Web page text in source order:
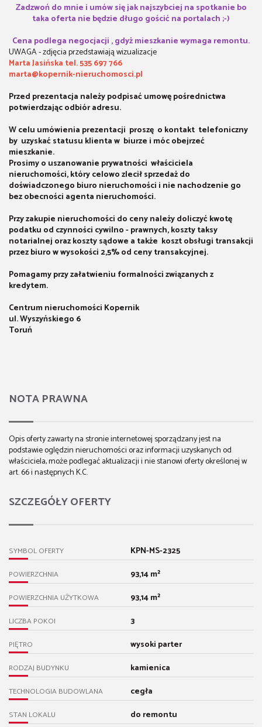
Zadzwoń do mnie i umów się jak najszybciej na spotkanie bo
taka oferta nie będzie długo gościć na portalach ;-)
Cena podlega negocjacji , gdyż mieszkanie wymaga remontu.
UWAGA - zdjęcia przedstawiają wizualizacje
Marta Jasińska tel. 535 697 766
marta@kopernik-nieruchomosci.pl
Przed prezentacja należy podpisać umowę pośrednictwa
potwierdzając odbiór adresu.
W celu umówienia prezentacji proszę o kontakt telefoniczny
by uzyskać statusu klienta w biurze i móc obejrzeć
mieszkanie.
Prosimy o uszanowanie prywatności właściciela
nieruchomości, który celowo zlecił sprzedaż do
doświadczonego biuro nieruchomości i nie nachodzenie go
bez obecności agenta nieruchomości.
Przy zakupie nieruchomości do ceny należy doliczyć kwotę
podatku od czynności cywilno - prawnych, koszty taksy
notarialnej oraz koszty sądowe a także koszt obsługi transakcji
przez biuro w wysokości 2,5% od ceny transakcyjnej.
Pomagamy przy załatwieniu formalności związanych z
kredytem.
Centrum nieruchomości Kopernik
ul. Wyszyńskiego 6
Toruń
NOTA PRAWNA
Opis oferty zawarty na stronie internetowej sporządzany jest na
podstawie oględzin nieruchomości oraz informacji uzyskanych od
właściciela, może podlegać aktualizacji i nie stanowi oferty określonej w
art. 66 i następnych K.C.
SZCZEGÓŁY OFERTY
SYMBOL OFERTY KPN-MS-2325
POWIERZCHNIA 93,14 m²
POWIERZCHNIA UŻYTKOWA 93,14 m²
LICZBA POKOI 3
PIĘTRO wysoki parter
RODZAJ BUDYNKU kamienica
TECHNOLOGIA BUDOWLANA cegła
STAN LOKALU do remontu